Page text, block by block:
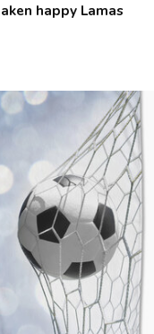
happy Lamas